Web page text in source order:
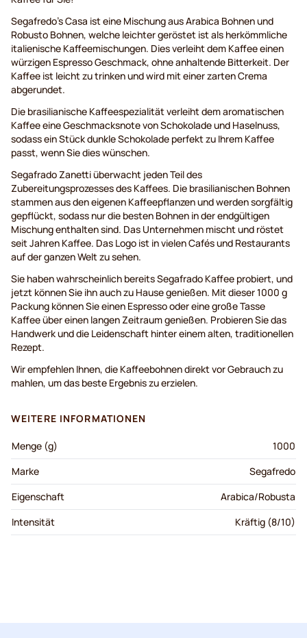
Segafredo’s Casa ist eine Mischung aus Arabica Bohnen und
Robusto Bohnen, welche leichter geröstet ist als herkömmliche
italienische Kaffeemischungen. Dies verleiht dem Kaffee einen
würzigen Espresso Geschmack, ohne anhaltende Bitterkeit. Der
Kaffee ist leicht zu trinken und wird mit einer zarten Crema
abgerundet.
Die brasilianische Kaffeespezialität verleiht dem aromatischen
Kaffee eine Geschmacksnote von Schokolade und Haselnuss,
sodass ein Stück dunkle Schokolade perfekt zu Ihrem Kaffee
passt, wenn Sie dies wünschen.
Segafrado Zanetti überwacht jeden Teil des
Zubereitungsprozesses des Kaffees. Die brasilianischen Bohnen
stammen aus den eigenen Kaffeepflanzen und werden sorgfältig
gepflückt, sodass nur die besten Bohnen in der endgültigen
Mischung enthalten sind. Das Unternehmen mischt und röstet
seit Jahren Kaffee. Das Logo ist in vielen Cafés und Restaurants
auf der ganzen Welt zu sehen.
Sie haben wahrscheinlich bereits Segafrado Kaffee probiert, und
jetzt können Sie ihn auch zu Hause genießen. Mit dieser 1000 g
Packung können Sie einen Espresso oder eine große Tasse
Kaffee über einen langen Zeitraum genießen. Probieren Sie das
Handwerk und die Leidenschaft hinter einem alten, traditionellen
Rezept.
Wir empfehlen Ihnen, die Kaffeebohnen direkt vor Gebrauch zu
mahlen, um das beste Ergebnis zu erzielen.
WEITERE INFORMATIONEN
Menge (g)
1000
Marke
Segafredo
Eigenschaft
Arabica/Robusta
Intensität
Kräftig (8/10)